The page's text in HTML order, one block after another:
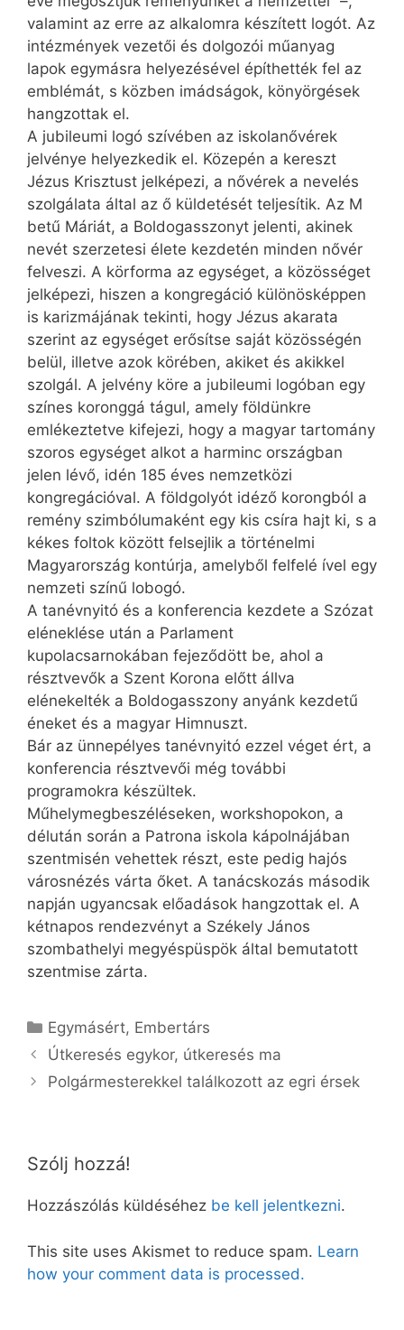
valamint az erre az alkalomra készített logót. Az
intézmények vezetői és dolgozói műanyag
lapok egymásra helyezésével építhették fel az
emblémát, s közben imádságok, könyörgések
hangzottak el.
A jubileumi logó szívében az iskolanővérek
jelvénye helyezkedik el. Közepén a kereszt
Jézus Krisztust jelképezi, a nővérek a nevelés
szolgálata által az ő küldetését teljesítik. Az M
betű Máriát, a Boldogasszonyt jelenti, akinek
nevét szerzetesi élete kezdetén minden nővér
felveszi. A körforma az egységet, a közösséget
jelképezi, hiszen a kongregáció különösképpen
is karizmájának tekinti, hogy Jézus akarata
szerint az egységet erősítse saját közösségén
belül, illetve azok körében, akiket és akikkel
szolgál. A jelvény köre a jubileumi logóban egy
színes koronggá tágul, amely földünkre
emlékeztetve kifejezi, hogy a magyar tartomány
szoros egységet alkot a harminc országban
jelen lévő, idén 185 éves nemzetközi
kongregációval. A földgolyót idéző korongból a
remény szimbólumaként egy kis csíra hajt ki, s a
kékes foltok között felsejlik a történelmi
Magyarország kontúrja, amelyből felfelé ível egy
nemzeti színű lobogó.
A tanévnyitó és a konferencia kezdete a Szózat
eléneklése után a Parlament
kupolacsarnokában fejeződött be, ahol a
résztvevők a Szent Korona előtt állva
elénekelték a Boldogasszony anyánk kezdetű
éneket és a magyar Himnuszt.
Bár az ünnepélyes tanévnyitó ezzel véget ért, a
konferencia résztvevői még további
programokra készültek.
Műhelymegbeszéléseken, workshopokon, a
délután során a Patrona iskola kápolnájában
szentmisén vehettek részt, este pedig hajós
városnézés várta őket. A tanácskozás második
napján ugyancsak előadások hangzottak el. A
kétnapos rendezvényt a Székely János
szombathelyi megyéspüspök által bemutatott
szentmise zárta.
Kategória
Egymásért, Embertárs
Útkeresés egykor, útkeresés ma
Polgármesterekkel találkozott az egri érsek
Szólj hozzá!
Hozzászólás küldéséhez be kell jelentkezni.
This site uses Akismet to reduce spam. Learn
how your comment data is processed.